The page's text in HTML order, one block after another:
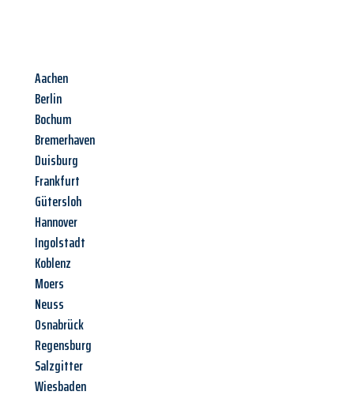
Aachen
Berlin
Bochum
Bremerhaven
Duisburg
Frankfurt
Gütersloh
Hannover
Ingolstadt
Koblenz
Moers
Neuss
Osnabrück
Regensburg
Salzgitter
Wiesbaden